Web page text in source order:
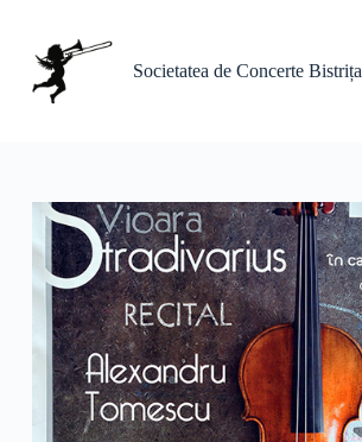
conținut
Societatea de Concerte Bistrița